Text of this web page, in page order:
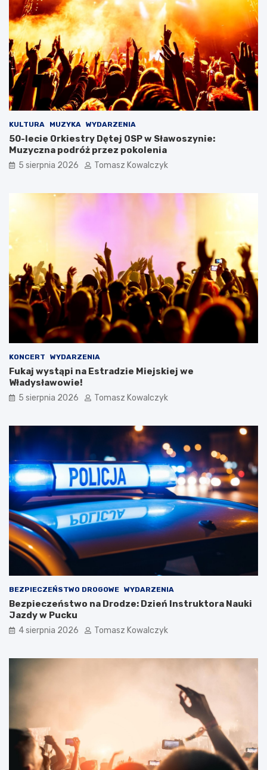
KULTURA MUZYKA WYDARZENIA
50-lecie Orkiestry Dętej OSP w Sławoszynie:
Muzyczna podróż przez pokolenia
5 sierpnia 2026 Tomasz Kowalczyk
KONCERT WYDARZENIA
Fukaj wystąpi na Estradzie Miejskiej we
Władysławowie!
5 sierpnia 2026 Tomasz Kowalczyk
BEZPIECZEŃSTWO DROGOWE WYDARZENIA
Bezpieczeństwo na Drodze: Dzień Instruktora Nauki
Jazdy w Pucku
4 sierpnia 2026 Tomasz Kowalczyk